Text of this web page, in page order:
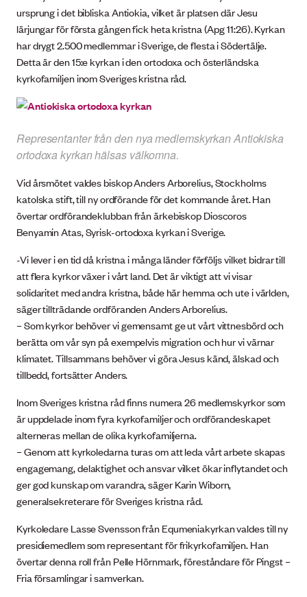
ursprung i det bibliska Antiokia, vilket är platsen där Jesu
lärjungar för första gången fick heta kristna (Apg 11:26). Kyrkan
har drygt 2.500 medlemmar i Sverige, de flesta i Södertälje.
Detta är den 15:e kyrkan i den ortodoxa och österländska
kyrkofamiljen inom Sveriges kristna råd.
Representanter från den nya medlemskyrkan Antiokiska
ortodoxa kyrkan hälsas välkomna.
Vid årsmötet valdes biskop Anders Arborelius, Stockholms
katolska stift, till ny ordförande för det kommande året. Han
övertar ordförandeklubban från ärkebiskop Dioscoros
Benyamin Atas, Syrisk-ortodoxa kyrkan i Sverige.
-Vi lever i en tid då kristna i många länder förföljs vilket bidrar till
att flera kyrkor växer i vårt land. Det är viktigt att vi visar
solidaritet med andra kristna, både här hemma och ute i världen,
säger tillträdande ordföranden Anders Arborelius.
– Som kyrkor behöver vi gemensamt ge ut vårt vittnesbörd och
berätta om vår syn på exempelvis migration och hur vi värnar
klimatet. Tillsammans behöver vi göra Jesus känd, älskad och
tillbedd, fortsätter Anders.
Inom Sveriges kristna råd finns numera 26 medlemskyrkor som
är uppdelade inom fyra kyrkofamiljer och ordförandeskapet
alterneras mellan de olika kyrkofamiljerna.
– Genom att kyrkoledarna turas om att leda vårt arbete skapas
engagemang, delaktighet och ansvar vilket ökar inflytandet och
ger god kunskap om varandra, säger Karin Wiborn,
generalsekreterare för Sveriges kristna råd.
Kyrkoledare Lasse Svensson från Equmeniakyrkan valdes till ny
presidiemedlem som representant för frikyrkofamiljen. Han
övertar denna roll från Pelle Hörnmark, föreståndare för Pingst –
Fria församlingar i samverkan.